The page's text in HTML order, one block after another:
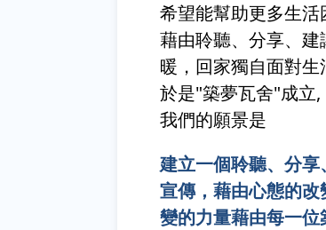
希望能幫助更多生活
藉由聆聽、分享、
暖，回家獨自面對生
於是"築夢瓦舍"成立,
我們的願景是
建立一個聆聽、分
宣傳，藉由心態的
變的力量藉由每一